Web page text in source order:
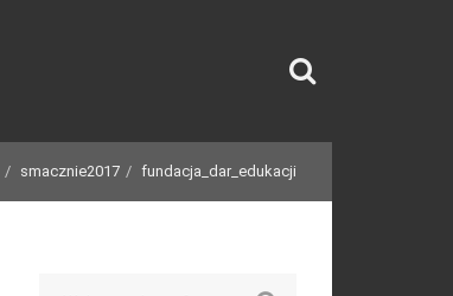
smacznie2017 fundacja_dar_edukacji